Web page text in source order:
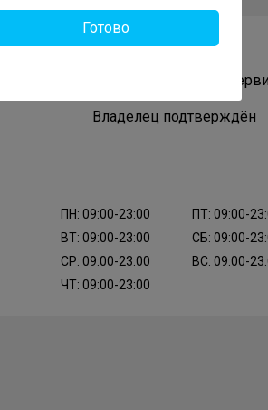
Проверенный сервис
Авторизированный
Владелец подтверждён
ПН: 09:00-23:00
ВТ: 09:00-23:00
СР: 09:00-23:00
ЧТ: 09:00-23:00
ПТ: 09:00-
СБ: 09:00-
ВС: 09:00-
Готово